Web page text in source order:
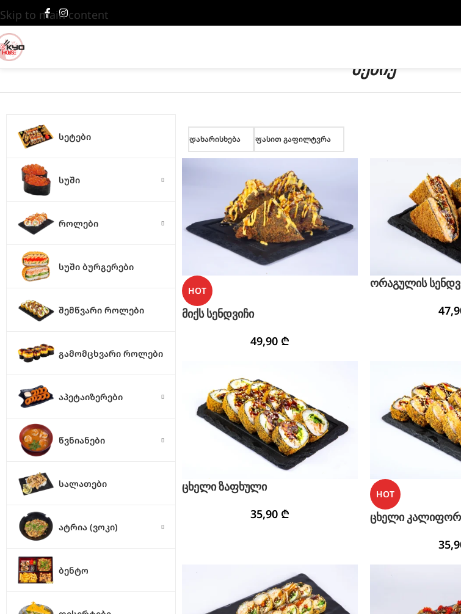
Skip to main content
ᲛᲔᲜᲘᲣ
ᲡᲔᲢᲔᲑᲘ
ᲡᲣᲨᲘ
ᲠᲝᲚᲔᲑᲘ
ᲡᲣᲨᲘ ᲑᲣᲠᲒᲔᲠᲔᲑᲘ
ᲨᲔᲛᲬᲕᲐᲠᲘ ᲠᲝᲚᲔᲑᲘ
ᲒᲐᲛᲝᲛᲪᲮᲕᲐᲠᲘ ᲠᲝᲚᲔᲑᲘ
ᲐᲞᲔᲢᲐᲘᲖᲔᲠᲔᲑᲘ
ᲬᲕᲜᲘᲐᲜᲔᲑᲘ
ᲡᲐᲚᲐᲗᲔᲑᲘ
ᲐᲢᲠᲘᲐ (ᲕᲝᲙᲘ)
ᲑᲔᲜᲢᲝ
დახარისხება ფასით გაფილტვრა
HOT
მიქს სენდვიჩი
49,90 ₾
ორაგულის
ცხელი ზაფხული
35,90 ₾
HOT
ცხელი